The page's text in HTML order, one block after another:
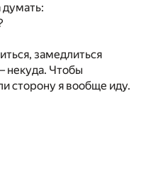
думать:
замедлиться
некуда. Чтобы
сторону я вообще иду.